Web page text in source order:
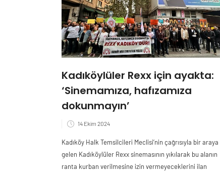
Kadıköylüler Rexx için ayakta:
‘Sinemamıza, hafızamıza
dokunmayın’
14 Ekim 2024
Kadıköy Halk Temsilcileri Meclisi’nin çağrısıyla bir araya
gelen Kadıköylüler Rexx sinemasının yıkılarak bu alanın
ranta kurban verilmesine izin vermeyeceklerini ilan